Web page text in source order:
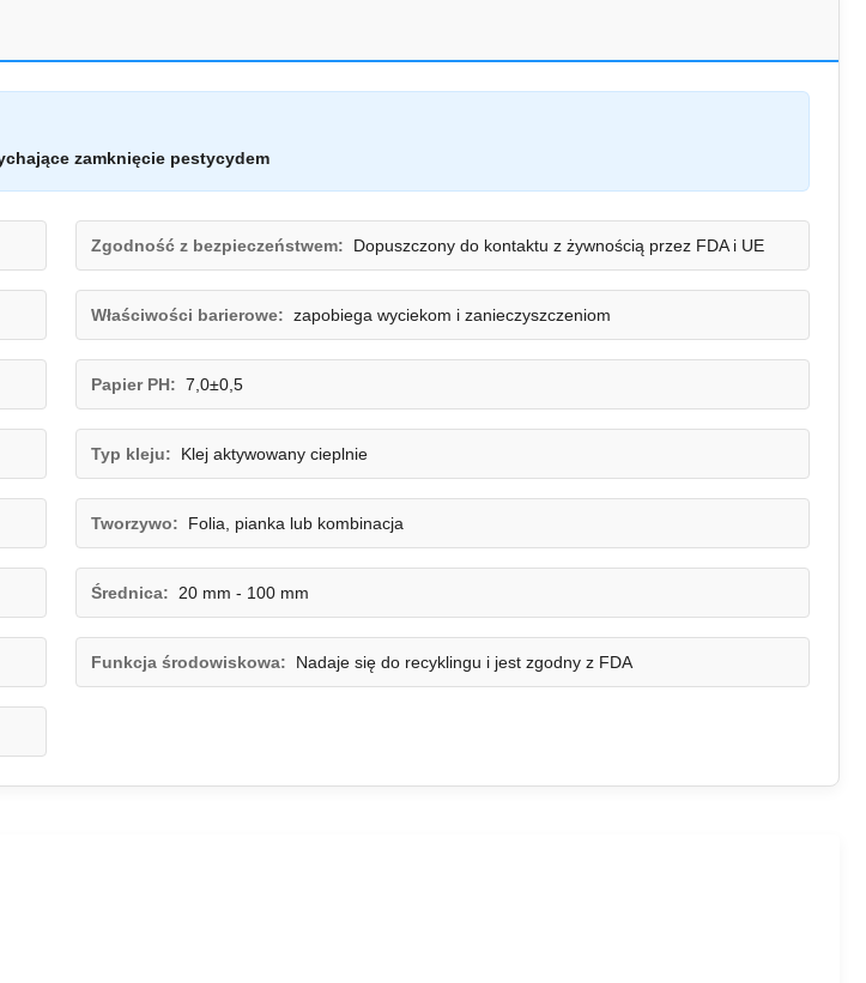
zamknięcie pestycydem
Zgodność z bezpieczeństwem: Dopuszczony do kontaktu z żywnością przez FDA i UE
Właściwości barierowe: zapobiega wyciekom i zanieczyszczeniom
Papier PH: 7,0±0,5
Typ kleju: Klej aktywowany cieplnie
Tworzywo: Folia, pianka lub kombinacja
Średnica: 20 mm - 100 mm
Funkcja środowiskowa: Nadaje się do recyklingu i jest zgodny z FDA